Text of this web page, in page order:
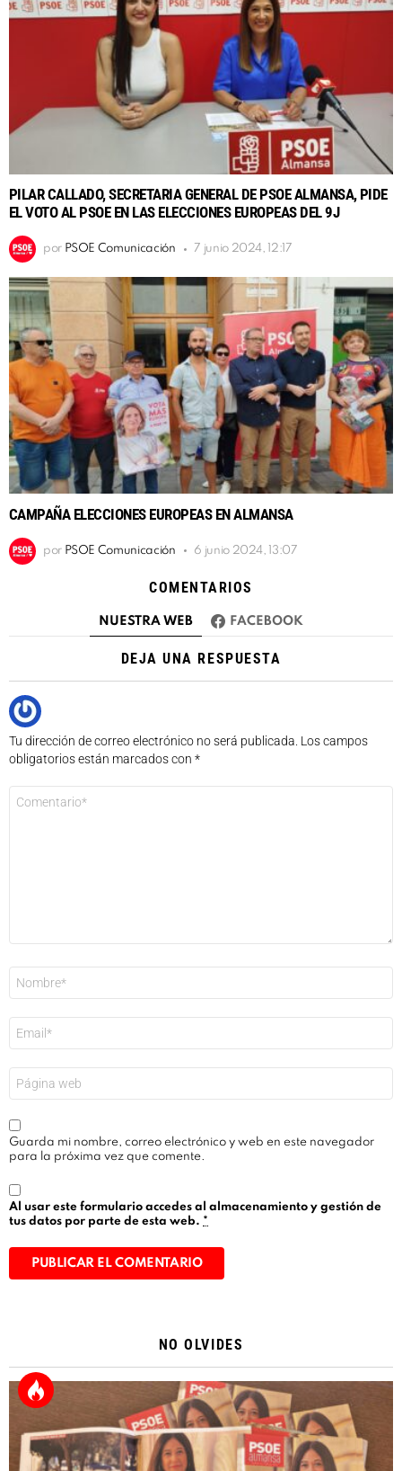
PILAR CALLADO, SECRETARIA GENERAL DE PSOE ALMANSA, PIDE
EL VOTO AL PSOE EN LAS ELECCIONES EUROPEAS DEL 9J
por PSOE Comunicación 7 junio 2024, 12:17
CAMPAÑA ELECCIONES EUROPEAS EN ALMANSA
por PSOE Comunicación 6 junio 2024, 13:07
COMENTARIOS
NUESTRA WEB FACEBOOK
DEJA UNA RESPUESTA
Tu dirección de correo electrónico no será publicada. Los campos
obligatorios están marcados con *
electrónico
*
Guarda mi nombre, correo electrónico y web en este navegador
para la próxima vez que comente.
Al usar este formulario accedes al almacenamiento y gestión de
tus datos por parte de esta web. *
NO OLVIDES